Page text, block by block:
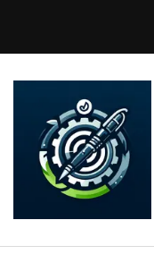
inhoud
(druk
Enter)